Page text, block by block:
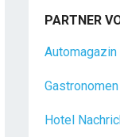
Dein
PARTNER
Automagazin
Hotel